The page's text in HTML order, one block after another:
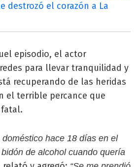
destrozó el corazón a La
episodio, el actor
para llevar tranquilidad y
recuperando de las heridas
el terrible percance que
hace 18 días en el
de alcohol cuando quería